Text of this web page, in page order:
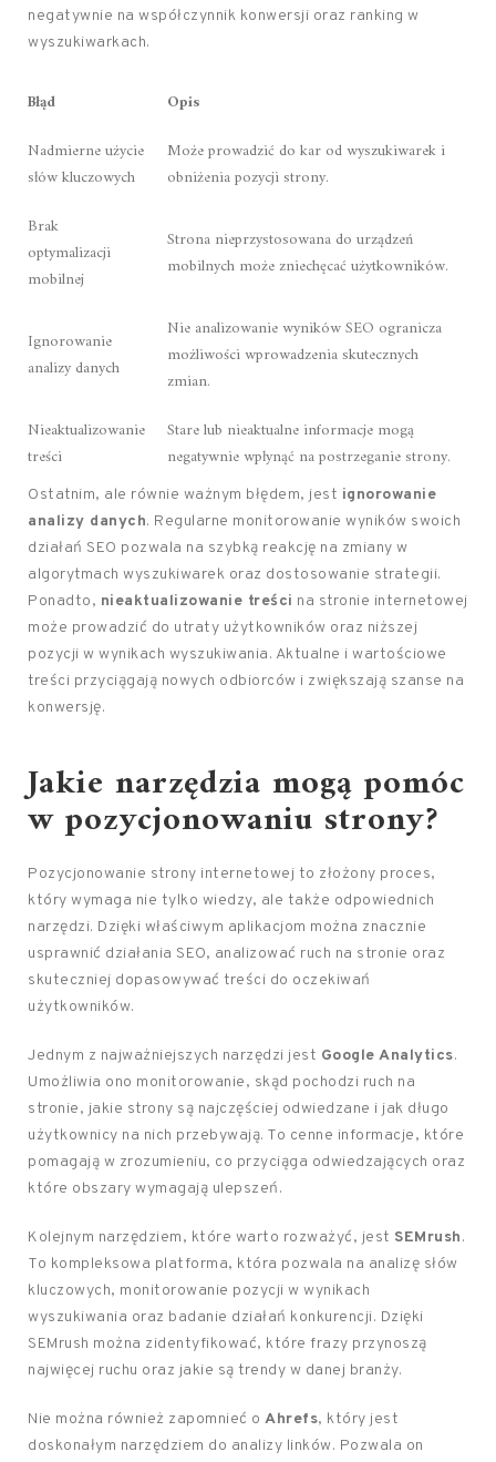
negatywnie na współczynnik konwersji oraz ranking w
wyszukiwarkach.
Błąd
Opis
Nadmierne użycie
słów kluczowych
Może prowadzić do kar od wyszukiwarek i
obniżenia pozycji strony.
Brak
optymalizacji
mobilnej
Strona nieprzystosowana do urządzeń
mobilnych może zniechęcać użytkowników.
Ignorowanie
analizy danych
Nie analizowanie wyników SEO ogranicza
możliwości wprowadzenia skutecznych
zmian.
Nieaktualizowanie
treści
Stare lub nieaktualne informacje mogą
negatywnie wpłynąć na postrzeganie strony.
Ostatnim, ale równie ważnym błędem, jest ignorowanie
analizy danych. Regularne monitorowanie wyników swoich
działań SEO pozwala na szybką reakcję na zmiany w
algorytmach wyszukiwarek oraz dostosowanie strategii.
Ponadto, nieaktualizowanie treści na stronie internetowej
może prowadzić do utraty użytkowników oraz niższej
pozycji w wynikach wyszukiwania. Aktualne i wartościowe
treści przyciągają nowych odbiorców i zwiększają szanse na
konwersję.
Jakie narzędzia mogą pomóc
w pozycjonowaniu strony?
Pozycjonowanie strony internetowej to złożony proces,
który wymaga nie tylko wiedzy, ale także odpowiednich
narzędzi. Dzięki właściwym aplikacjom można znacznie
usprawnić działania SEO, analizować ruch na stronie oraz
skuteczniej dopasowywać treści do oczekiwań
użytkowników.
Jednym z najważniejszych narzędzi jest Google Analytics.
Umożliwia ono monitorowanie, skąd pochodzi ruch na
stronie, jakie strony są najczęściej odwiedzane i jak długo
użytkownicy na nich przebywają. To cenne informacje, które
pomagają w zrozumieniu, co przyciąga odwiedzających oraz
które obszary wymagają ulepszeń.
Kolejnym narzędziem, które warto rozważyć, jest SEMrush.
To kompleksowa platforma, która pozwala na analizę słów
kluczowych, monitorowanie pozycji w wynikach
wyszukiwania oraz badanie działań konkurencji. Dzięki
SEMrush można zidentyfikować, które frazy przynoszą
najwięcej ruchu oraz jakie są trendy w danej branży.
Nie można również zapomnieć o Ahrefs, który jest
doskonałym narzędziem do analizy linków. Pozwala on